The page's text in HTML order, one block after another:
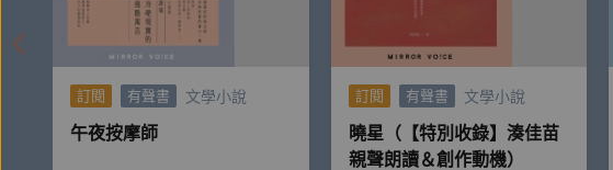
訂閱 有聲書 文學小說
午夜按摩師
訂閱 有聲書 文學小說
曉星（【特別收錄】湊佳苗
親聲朗讀＆創作動機）